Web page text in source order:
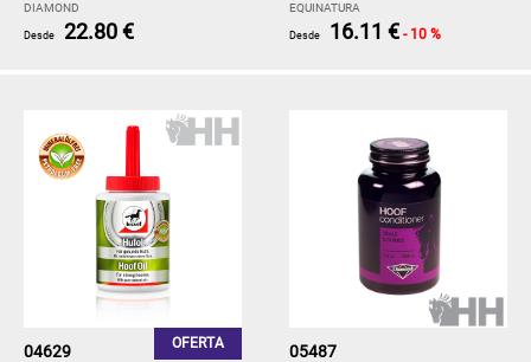
DIAMOND
Desde 22.80 €
EQUINATURA
Desde 16.11 € - 10 %
04629 OFERTA
05487